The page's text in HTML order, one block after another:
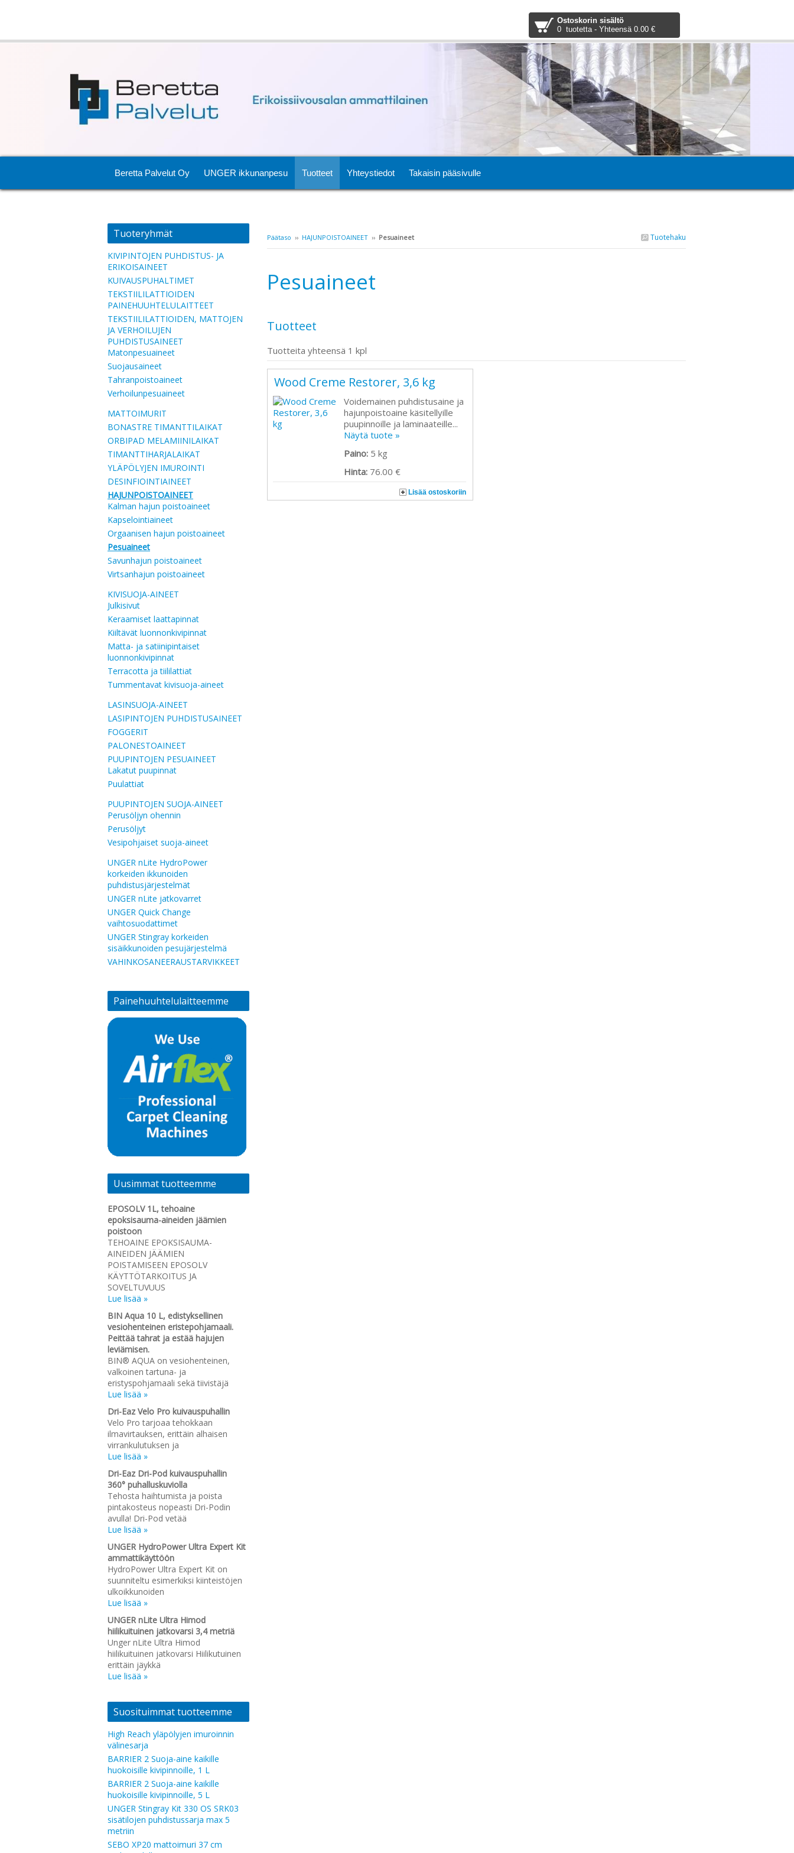
Ostoskorin sisältö
0 tuotetta - Yhteensä 0.00 €
Beretta Palvelut Oy UNGER ikkunanpesu Tuotteet Yhteystiedot Takaisin pääsivulle
Tuotehaku
Päätaso ›› HAJUNPOISTOAINEET ›› Pesuaineet
Pesuaineet
Tuotteet
Tuotteita yhteensä 1 kpl
Wood Creme Restorer, 3,6 kg
Voidemainen puhdistusaine ja
hajunpoistoaine käsitellyille
puupinnoille ja laminaateille...
Näytä tuote »
Paino: 5 kg
Hinta: 76.00 €
Lisää ostoskoriin
Tuoteryhmät
KIVIPINTOJEN PUHDISTUS- JA
ERIKOISAINEET
KUIVAUSPUHALTIMET
TEKSTIILILATTIOIDEN
PAINEHUUHTELULAITTEET
TEKSTIILILATTIOIDEN, MATTOJEN
JA VERHOILUJEN
PUHDISTUSAINEET
Matonpesuaineet
Suojausaineet
Tahranpoistoaineet
Verhoilunpesuaineet
MATTOIMURIT
BONASTRE TIMANTTILAIKAT
ORBIPAD MELAMIINILAIKAT
TIMANTTIHARJALAIKAT
YLÄPÖLYJEN IMUROINTI
DESINFIOINTIAINEET
HAJUNPOISTOAINEET
Kalman hajun poistoaineet
Kapselointiaineet
Orgaanisen hajun poistoaineet
Pesuaineet
Savunhajun poistoaineet
Virtsanhajun poistoaineet
KIVISUOJA-AINEET
Julkisivut
Keraamiset laattapinnat
Kiiltävät luonnonkivipinnat
Matta- ja satiinipintaiset
luonnonkivipinnat
Terracotta ja tiililattiat
Tummentavat kivisuoja-aineet
LASINSUOJA-AINEET
LASIPINTOJEN PUHDISTUSAINEET
FOGGERIT
PALONESTOAINEET
PUUPINTOJEN PESUAINEET
Lakatut puupinnat
Puulattiat
PUUPINTOJEN SUOJA-AINEET
Perusöljyn ohennin
Perusöljyt
Vesipohjaiset suoja-aineet
UNGER nLite HydroPower
korkeiden ikkunoiden
puhdistusjärjestelmät
UNGER nLite jatkovarret
UNGER Quick Change
vaihtosuodattimet
UNGER Stingray korkeiden
sisäikkunoiden pesujärjestelmä
VAHINKOSANEERAUSTARVIKKEET
Painehuuhtelulaitteemme
Uusimmat tuotteemme
EPOSOLV 1L, tehoaine
epoksisauma-aineiden jäämien
poistoon
TEHOAINE EPOKSISAUMA-
AINEIDEN JÄÄMIEN
POISTAMISEEN EPOSOLV
KÄYTTÖTARKOITUS JA
SOVELTUVUUS
Lue lisää »
BIN Aqua 10 L, edistyksellinen
vesiohenteinen eristepohjamaali.
Peittää tahrat ja estää hajujen
leviämisen.
BIN® AQUA on vesiohenteinen,
valkoinen tartuna- ja
eristyspohjamaali sekä tiivistäjä
Lue lisää »
Dri-Eaz Velo Pro kuivauspuhallin
Velo Pro tarjoaa tehokkaan
ilmavirtauksen, erittäin alhaisen
virrankulutuksen ja
Lue lisää »
Dri-Eaz Dri-Pod kuivauspuhallin
360° puhalluskuviolla
Tehosta haihtumista ja poista
pintakosteus nopeasti Dri-Podin
avulla! Dri-Pod vetää
Lue lisää »
UNGER HydroPower Ultra Expert Kit
ammattikäyttöön
HydroPower Ultra Expert Kit on
suunniteltu esimerkiksi kiinteistöjen
ulkoikkunoiden
Lue lisää »
UNGER nLite Ultra Himod
hiilikuituinen jatkovarsi 3,4 metriä
Unger nLite Ultra Himod
hiilikuituinen jatkovarsi Hiilikutuinen
erittäin jäykkä
Lue lisää »
Suosituimmat tuotteemme
High Reach yläpölyjen imuroinnin
välinesarja
BARRIER 2 Suoja-aine kaikille
huokoisille kivipinnoille, 1 L
BARRIER 2 Suoja-aine kaikille
huokoisille kivipinnoille, 5 L
UNGER Stingray Kit 330 OS SRK03
sisätilojen puhdistussarja max 5
metriin
SEBO XP20 mattoimuri 37 cm